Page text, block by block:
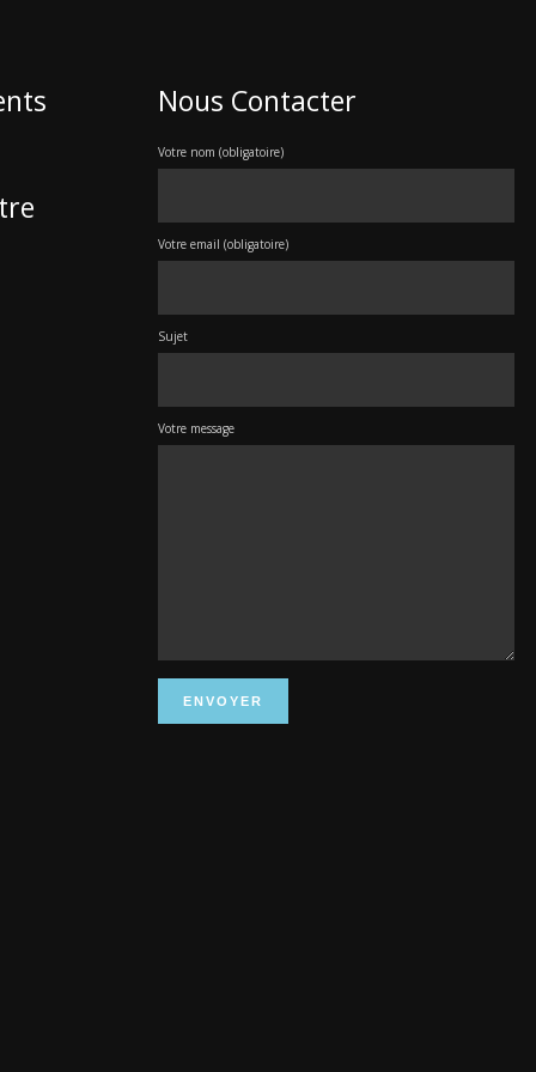
Nous Contacter
Votre nom (obligatoire)
Votre email (obligatoire)
Sujet
Votre message